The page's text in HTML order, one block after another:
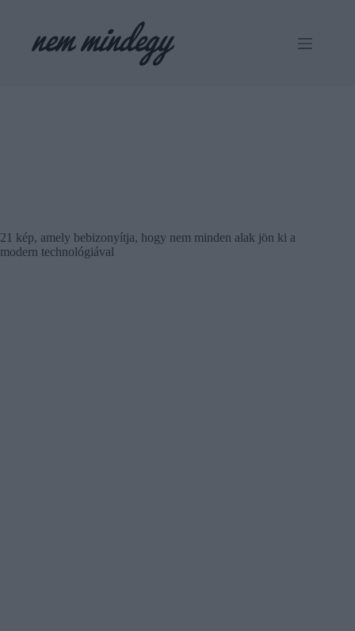
21 kép, amely bebizonyítja, hogy nem minden alak jön ki a
modern technológiával